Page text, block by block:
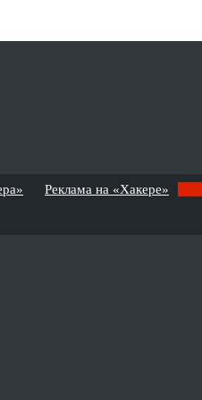
Реклама на «Хакере»